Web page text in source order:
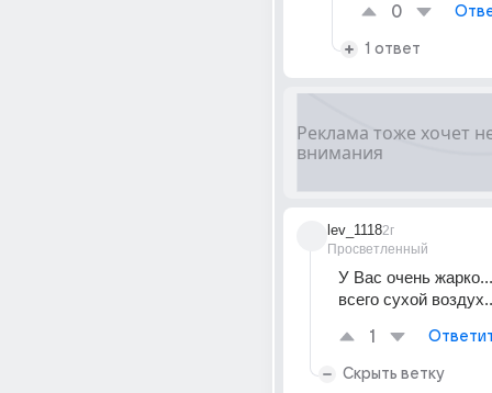
0
1 ответ
lev_1118
Просветленный
2г
У Вас очень
всего сухой
1
Скрыть ветку